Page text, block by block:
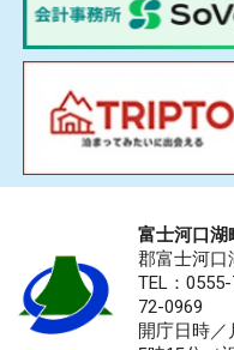
富士河口湖
郡富士河口
TEL：
72-0969
開庁日時